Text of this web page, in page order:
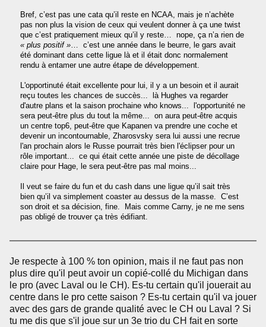
Bref, c’est pas une cata qu’il reste en NCAA, mais je n’achète
pas non plus la vision de ceux qui veulent donner à ça une twist
que c’est pratiquement mieux qu’il y reste… nope, ça n’a rien de
« plus positif »… c’est une année dans le beurre, le gars avait
été dominant dans cette ligue là et il était donc normalement
rendu à entamer une autre étape de développement.
L'opportinuté était excellente pour lui, il y a un besoin et il aurait
reçu toutes les chances de succès... là Hughes va regarder
d'autre plans et la saison prochaine who knows... l'opportunité ne
sera peut-être plus du tout la même... on aura peut-être acquis
un centre top6, peut-être que Kapanen va prendre une coche et
devenir un incontournable, Zharosvsky sera lui aussi une recrue
l'an prochain alors le Russe pourrait très bien l'éclipser pour un
rôle important... ce qui était cette année une piste de décollage
claire pour Hage, le sera peut-être pas mal moins...
Il veut se faire du fun et du cash dans une ligue qu’il sait très
bien qu’il va simplement coaster au dessus de la masse. C’est
son droit et sa décision, fine. Mais comme Carny, je ne me sens
pas obligé de trouver ça très édifiant.
Je respecte à 100 % ton opinion, mais il ne faut pas non
plus dire qu'il peut avoir un copié-collé du Michigan dans
le pro (avec Laval ou le CH). Es-tu certain qu'il jouerait au
centre dans le pro cette saison ? Es-tu certain qu'il va jouer
avec des gars de grande qualité avec le CH ou Laval ? Si
tu me dis que s'il joue sur un 3e trio du CH fait en sorte